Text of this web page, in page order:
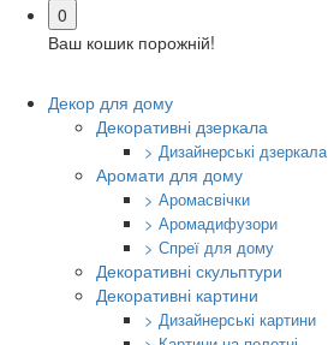
0
Ваш кошик порожній!
Декор для дому
Декоративні дзеркала
> Дизайнерські дзеркала
Аромати для дому
> Аромасвічки
> Аромадифузори
> Спреї для дому
Декоративні скульптури
Декоративні картини
> Дизайнерські картини